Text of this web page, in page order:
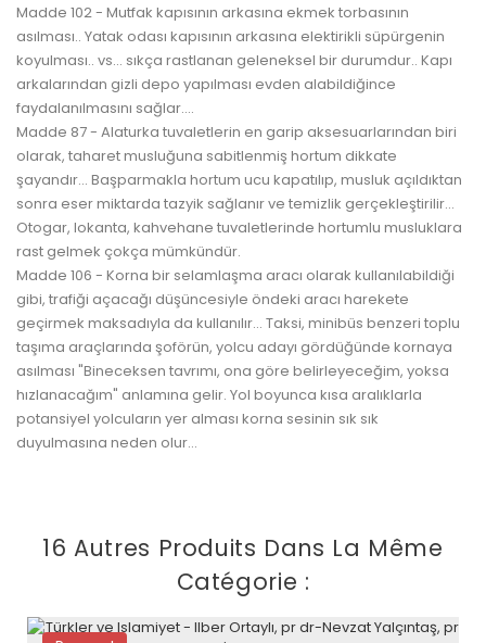
Madde 102 - Mutfak kapısının arkasına ekmek torbasının
asılması.. Yatak odası kapısının arkasına elektirikli süpürgenin
koyulması.. vs... sıkça rastlanan geleneksel bir durumdur.. Kapı
arkalarından gizli depo yapılması evden alabildiğince
faydalanılmasını sağlar....
Madde 87 - Alaturka tuvaletlerin en garip aksesuarlarından biri
olarak, taharet musluğuna sabitlenmiş hortum dikkate
şayandır... Başparmakla hortum ucu kapatılıp, musluk açıldıktan
sonra eser miktarda tazyik sağlanır ve temizlik gerçekleştirilir...
Otogar, lokanta, kahvehane tuvaletlerinde hortumlu musluklara
rast gelmek çokça mümkündür.
Madde 106 - Korna bir selamlaşma aracı olarak kullanılabildiği
gibi, trafiği açacağı düşüncesiyle öndeki aracı harekete
geçirmek maksadıyla da kullanılır... Taksi, minibüs benzeri toplu
taşıma araçlarında şoförün, yolcu adayı gördüğünde kornaya
asılması "Bineceksen tavrımı, ona göre belirleyeceğim, yoksa
hızlanacağım" anlamına gelir. Yol boyunca kısa aralıklarla
potansiyel yolcuların yer alması korna sesinin sık sık
duyulmasına neden olur...
16 Autres Produits Dans La Même
Catégorie :